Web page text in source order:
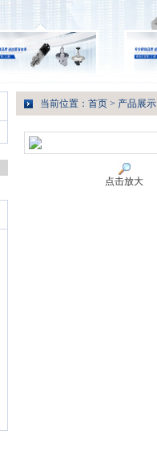
当前位置： 首页 > 产品展示
点击放大